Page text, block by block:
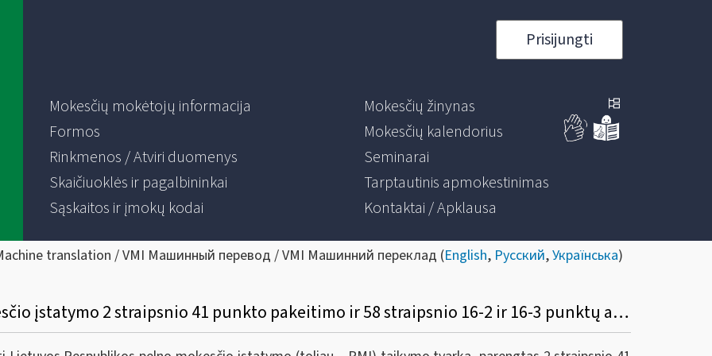
Prisijungti
Mokesčių mokėtojų informacija
Formos
Rinkmenos / Atviri duomenys
Skaičiuoklės ir pagalbininkai
Sąskaitos ir įmokų kodai
Mokesčių žinynas
Mokesčių kalendorius
Seminarai
Tarptautinis apmokestinimas
Kontaktai / Apklausa
translation / VMI Машинный перевод / VMI Машинний переклад (English, Русский,Українська)
Dėl Lietuvos Respublikos pelno mokesčio įstatymo 2 straipsnio 41 punkto pakeitimo ir 58 straipsnio 16-2 ir 16-3 punktų apibendrinto paaiškinimo (komentaro)